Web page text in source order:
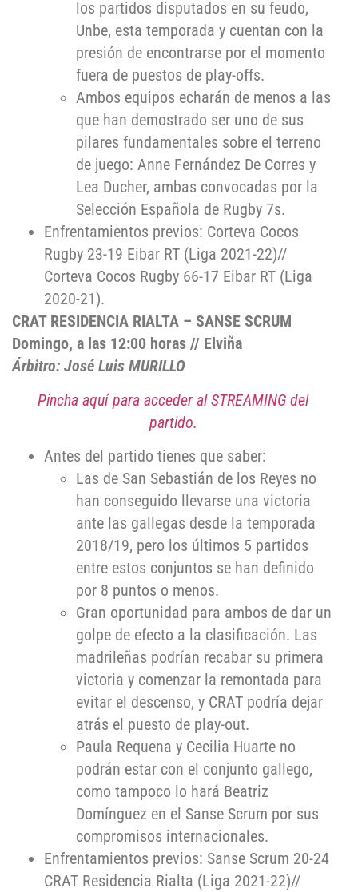
los partidos disputados en su feudo,
Unbe, esta temporada y cuentan con la
presión de encontrarse por el momento
fuera de puestos de play-offs.
Ambos equipos echarán de menos a las
que han demostrado ser uno de sus
pilares fundamentales sobre el terreno
de juego: Anne Fernández De Corres y
Lea Ducher, ambas convocadas por la
Selección Española de Rugby 7s.
Enfrentamientos previos: Corteva Cocos
Rugby 23-19 Eibar RT (Liga 2021-22)//
Corteva Cocos Rugby 66-17 Eibar RT (Liga
2020-21).
CRAT RESIDENCIA RIALTA – SANSE SCRUM
Domingo, a las 12:00 horas // Elviña
Árbitro: José Luis MURILLO
Pincha aquí para acceder al STREAMING del
partido.
Antes del partido tienes que saber:
Las de San Sebastián de los Reyes no
han conseguido llevarse una victoria
ante las gallegas desde la temporada
2018/19, pero los últimos 5 partidos
entre estos conjuntos se han definido
por 8 puntos o menos.
Gran oportunidad para ambos de dar un
golpe de efecto a la clasificación. Las
madrileñas podrían recabar su primera
victoria y comenzar la remontada para
evitar el descenso, y CRAT podría dejar
atrás el puesto de play-out.
Paula Requena y Cecilia Huarte no
podrán estar con el conjunto gallego,
como tampoco lo hará Beatriz
Domínguez en el Sanse Scrum por sus
compromisos internacionales.
Enfrentamientos previos: Sanse Scrum 20-24
CRAT Residencia Rialta (Liga 2021-22)//